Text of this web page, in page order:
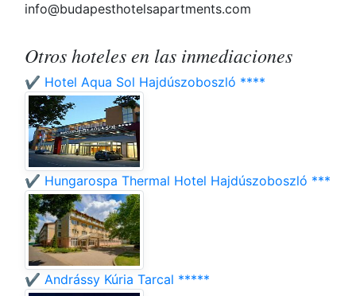
info@budapesthotelsapartments.com
Otros hoteles en las inmediaciones
✔️ Hotel Aqua Sol Hajdúszoboszló ****
✔️ Hungarospa Thermal Hotel Hajdúszoboszló ***
✔️ Andrássy Kúria Tarcal *****